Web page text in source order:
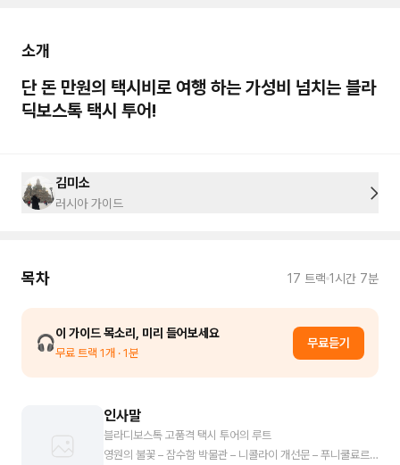
소개
단 돈 만원의 택시비로 여행 하는 가성비 넘치는 블라
딕보스톡 택시 투어!
김미소
러시아 가이드
목차 17 트랙 1시간 7분
🎧이 가이드 목소리, 미리 들어보세요
무료 트랙 1개 · 1분
무료듣기
인사말
블라디보스톡 고품격 택시 투어의 루트
영원의 불꽃 – 잠수함 박물관 – 니콜라이 개선문 – 푸니쿨료르 –